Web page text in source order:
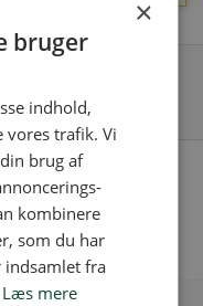
på noget andet eller fjern
×
bruger
indhold,
vores trafik. Vi
brug af
kombinere
som du har
indsamlet fra
Læs mere